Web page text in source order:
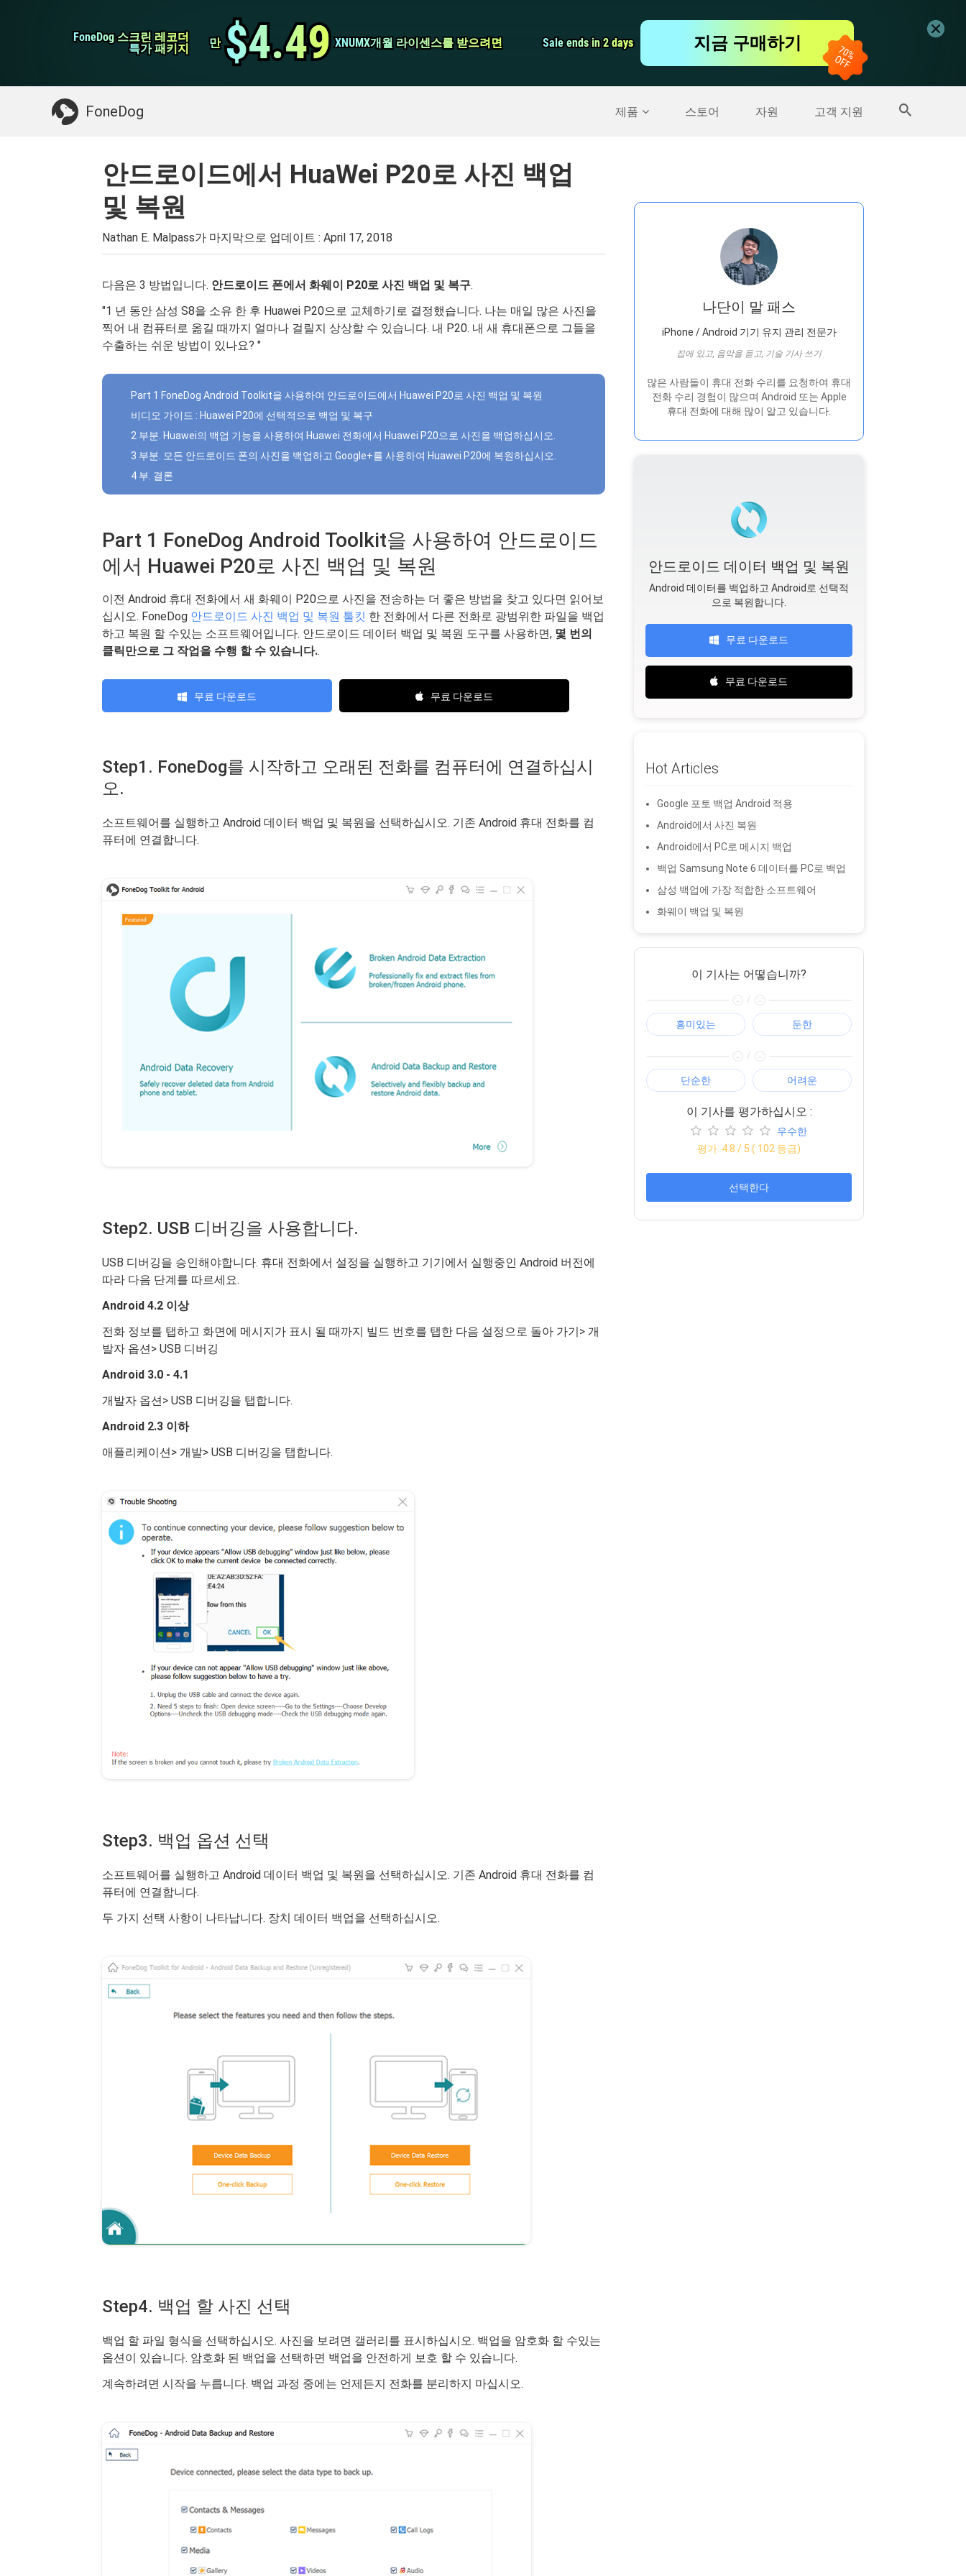
FoneDog 스크린 레코더
FoneDog 스크린 레코더
특가 패키지
특가 패키지 만
만 $4.49
$4.49 XNUMX개월 라이센스를 받으려면
XNUMX개월 라이센스를 받으려면 Sale ends in 2 days
Sale ends in 2 days 지금 구매하기
FoneDog 제품 스토어 자원 고객 지원
iPhone 클리너 스크린 레코더
필요한 것 : Mac 정리 더 많은 제품
안드로이드에서 HuaWei P20로 사진 백업
및 복원
Nathan E. Malpass가 마지막으로 업데이트 : April 17, 2018
다음은 3 방법입니다. 안드로이드 폰에서 화웨이 P20로 사진 백업 및 복구.
"1 년 동안 삼성 S8을 소유 한 후 Huawei P20으로 교체하기로 결정했습니다. 나는 매일 많은 사진을
찍어 내 컴퓨터로 옮길 때까지 얼마나 걸릴지 상상할 수 있습니다. 내 P20. 내 새 휴대폰으로 그들을
수출하는 쉬운 방법이 있나요? "
Part 1 FoneDog Android Toolkit을 사용하여 안드로이드에서 Huawei P20로 사진 백업 및 복원
비디오 가이드 : Huawei P20에 선택적으로 백업 및 복구
2 부분. Huawei의 백업 기능을 사용하여 Huawei 전화에서 Huawei P20으로 사진을 백업하십시오.
3 부분. 모든 안드로이드 폰의 사진을 백업하고 Google+를 사용하여 Huawei P20에 복원하십시오.
4 부. 결론
Part 1 FoneDog Android Toolkit을 사용하여 안드로이드
에서 Huawei P20로 사진 백업 및 복원
이전 Android 휴대 전화에서 새 화웨이 P20으로 사진을 전송하는 더 좋은 방법을 찾고 있다면 읽어보
십시오. FoneDog 안드로이드 사진 백업 및 복원 툴킷 한 전화에서 다른 전화로 광범위한 파일을 백업
하고 복원 할 수있는 소프트웨어입니다. 안드로이드 데이터 백업 및 복원 도구를 사용하면, 몇 번의
클릭만으로 그 작업을 수행 할 수 있습니다..
무료 다운로드 무료 다운로드
Step1. FoneDog를 시작하고 오래된 전화를 컴퓨터에 연결하십시
오.
소프트웨어를 실행하고 Android 데이터 백업 및 복원을 선택하십시오. 기존 Android 휴대 전화를 컴
퓨터에 연결합니다.
Step2. USB 디버깅을 사용합니다.
USB 디버깅을 승인해야합니다. 휴대 전화에서 설정을 실행하고 기기에서 실행중인 Android 버전에
따라 다음 단계를 따르세요.
Android 4.2 이상
전화 정보를 탭하고 화면에 메시지가 표시 될 때까지 빌드 번호를 탭한 다음 설정으로 돌아 가기> 개
발자 옵션> USB 디버깅
Android 3.0 - 4.1
개발자 옵션> USB 디버깅을 탭합니다.
Android 2.3 이하
애플리케이션> 개발> USB 디버깅을 탭합니다.
Step3. 백업 옵션 선택
소프트웨어를 실행하고 Android 데이터 백업 및 복원을 선택하십시오. 기존 Android 휴대 전화를 컴
퓨터에 연결합니다.
두 가지 선택 사항이 나타납니다. 장치 데이터 백업을 선택하십시오.
Step4. 백업 할 사진 선택
백업 할 파일 형식을 선택하십시오. 사진을 보려면 갤러리를 표시하십시오. 백업을 암호화 할 수있는
옵션이 있습니다. 암호화 된 백업을 선택하면 백업을 안전하게 보호 할 수 있습니다.
계속하려면 시작을 누릅니다. 백업 과정 중에는 언제든지 전화를 분리하지 마십시오.
나단이 말 패스
iPhone / Android 기기 유지 관리 전문가
집에 있고, 음악을 듣고, 기술 기사 쓰기
많은 사람들이 휴대 전화 수리를 요청하여 휴대
전화 수리 경험이 많으며 Android 또는 Apple
휴대 전화에 대해 많이 알고 있습니다.
안드로이드 데이터 백업 및 복원
Android 데이터를 백업하고 Android로 선택적
으로 복원합니다.
무료 다운로드
무료 다운로드
Hot Articles
Google 포토 백업 Android 적용
Android에서 사진 복원
Android에서 PC로 메시지 백업
백업 Samsung Note 6 데이터를 PC로 백업
삼성 백업에 가장 적합한 소프트웨어
화웨이 백업 및 복원
이 기사는 어떻습니까?
/
흥미있는 둔한
/
단순한 어려운
이 기사를 평가하십시오 :
우수한
평가: 4.8 / 5 ( 102 등급)
선택한다